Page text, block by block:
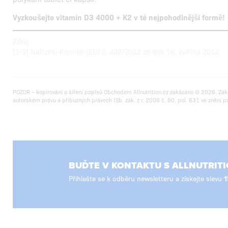
Vyzkoušejte vitamín D3 4000 + K2 v té nejpohodlnější formě!
POZOR – kopírování a šíření popisů Obchodem Allnutrition.cz zakázáno © 2026.
autorském právu a příbuzných právech (Sb. zák. z r. 2006 č. 90, pol. 631 ve znění
BUĎTE V KONTAKTU S
Přihlašte se k odběru newsletteru a získejte slevu